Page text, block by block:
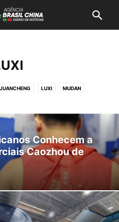
JUANCHENG LUXI MUDAN
Conhecem a
Caozhou de